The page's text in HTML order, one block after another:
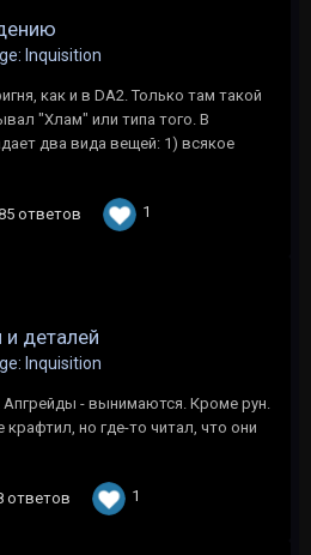
Inquisition
как и в DA2. Только там такой
"Хлам" или типа того. В
два вида вещей: 1) всякое
ответов 1
деталей
Inquisition
Апгрейды - вынимаются. Кроме рун.
крафтил, но где-то читал, что они
ответов 1